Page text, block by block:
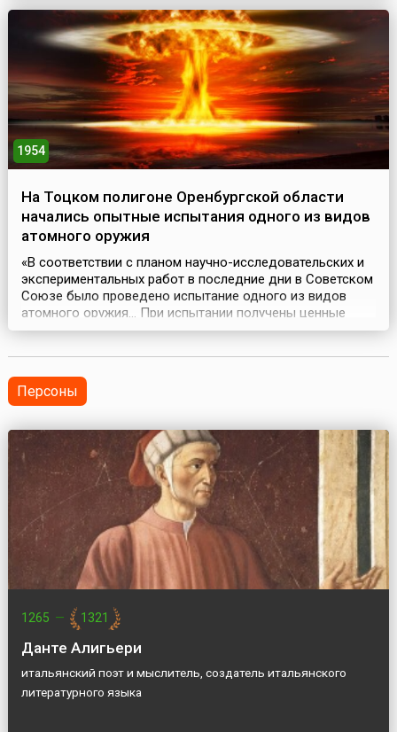
фронта и Краснознаменного Балтийского флота и част...
1954
На Тоцком полигоне Оренбургской области
начались опытные испытания одного из видов
атомного оружия
«В соответствии с планом научно-исследовательских и
экспериментальных работ в последние дни в Советском
Союзе было проведено испытание одного из видов
атомного оружия… При испытании получены ценные
результаты, которые помогут советским ученым и
1954 года. 14 сентября 1954 года на Тоцком военном
по...
Персоны
1265 — 1321
Данте Алигьери
итальянский поэт и мыслитель, создатель итальянского
литературного языка